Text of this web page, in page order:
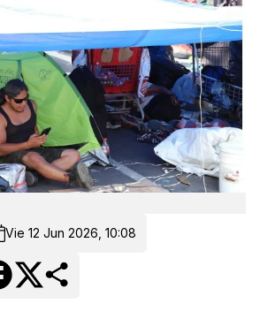
Vie 12 Jun 2026, 10:08